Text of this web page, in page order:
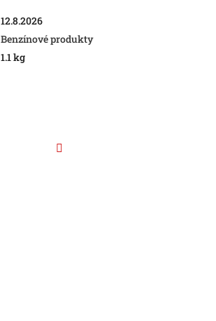
12.8.2026
Benzínové produkty
1.1 kg